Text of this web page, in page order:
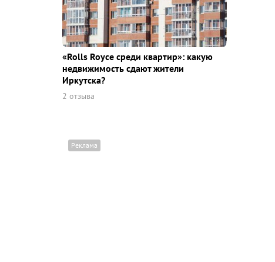
«Rolls Royce среди квaртир»: какую
недвижимость сдают жители
Иркутска?
2 отзыва